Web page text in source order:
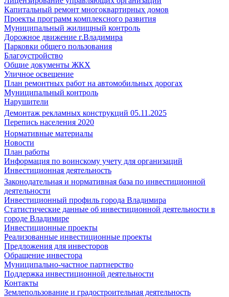
Капитальный ремонт многоквартирных домов
Проекты программ комплексного развития
Муниципальный жилищный контроль
Дорожное движение г.Владимира
Парковки общего пользования
Благоустройство
Общие документы ЖКХ
Уличное освещение
План ремонтных работ на автомобильных дорогах
Муниципальный контроль
Нарушители
Демонтаж рекламных конструкций 05.11.2025
Перепись населения 2020
Нормативные материалы
Новости
План работы
Информация по воинскому учету для организаций
Инвестиционная деятельность
Законодательная и нормативная база по инвестиционной
деятельности
Инвестиционный профиль города Владимира
Статистические данные об инвестиционной деятельности в
городе Владимире
Инвестиционные проекты
Реализованные инвестиционные проекты
Предложения для инвесторов
Обращение инвестора
Муниципально-частное партнерство
Поддержка инвестиционной деятельности
Контакты
Землепользование и градостроительная деятельность